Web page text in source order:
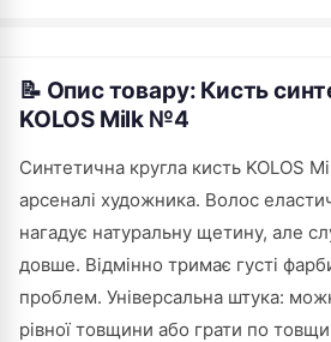
📝 Опис товару: Кисть
KOLOS Milk №4
Синтетична кругла кисть KOLOS
арсеналі художника. Волос
нагадує натуральну щетину, але
довше. Відмінно тримає густі
проблем. Універсальна штука:
рівної товщини або грати по